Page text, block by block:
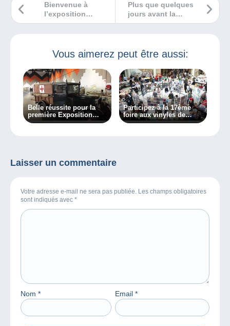
Plus que quelques
jours avant la
Bourse de Saint-
Bienvenue à
l’exposition
philatélique
Vous aimerez peut être aussi:
Belle réussite pour la
première Exposition
Philatélique
Participez à la 17ème
foire aux vinyles de
Bruxelles !
Laisser un commentaire
Votre adresse e-mail ne sera pas publiée. Les champs obligatoires
sont indiqués avec *
Nom * Email *